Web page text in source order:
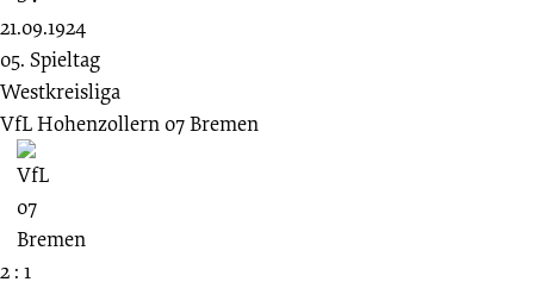
21.09.1924
05. Spieltag
Westkreisliga
VfL Hohenzollern 07 Bremen
2 : 1